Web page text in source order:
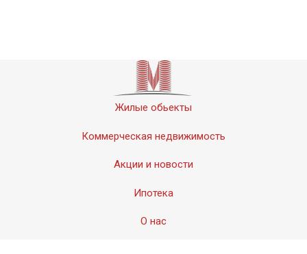
Жилые обьекты
Коммерческая недвижимость
Акции и новости
Ипотека
О нас